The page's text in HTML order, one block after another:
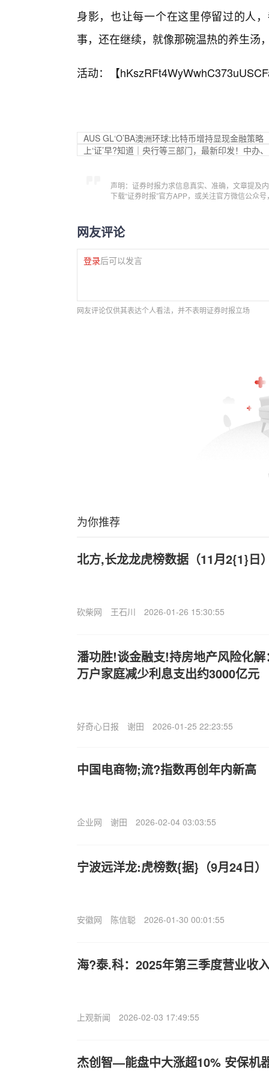
身影，也让每一个在这里停留过的人
事，还在继续，就像那碗温热的养生汤
活动：【
AUS GL‘O’BA澳洲环球:比特币增持显现金融策略
上‘证’早?知道｜央行等三部门，最新印发！中
声明：证券时报力求信息真实、准确，文章提及
下载“证券时报”官方APP，或关注官方微信公众
网友评论
登录后可以发言
网友评论仅供其表达个人看法，并不表明证券时报立场
为你推荐
北方,长龙龙虎榜数据（11月2{1}日
砍柴网 王石川 2026-01-26 15:30:55
潘功胜!谈金融支!持房地产风险化
万户家庭减少利息支出约3000亿元
好奇心日报 谢田 2026-01-25 22:23:55
中国电商物;流?指数再创年内新高
企业网 谢田 2026-02-04 03:03:55
宁波远洋龙:虎榜数{据}（9月24日）
安徽网 陈信聪 2026-01-30 00:01:55
海?泰.科：2025年第三季度营业收
上观新闻 2026-02-03 17:49:55
杰创智—能盘中大涨超10% 安保机